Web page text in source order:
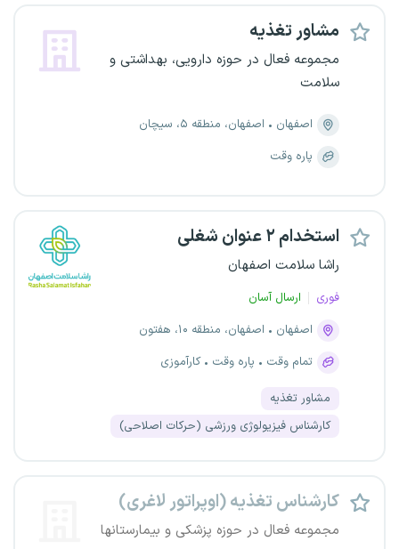
مشاور تغذیه
مجموعه فعال در حوزه دارویی، بهداشتی و
سلامت
اصفهان
اصفهان، منطقه ۵، سیچان
پاره وقت
استخدام ۲ عنوان شغلی
راشا سلامت اصفهان
فوری
ارسال آسان
اصفهان
اصفهان، منطقه ۱۰، هفتون
تمام وقت
پاره وقت کارآموزی
مشاور تغذیه
کارشناس فیزیولوژی ورزشی (حرکات اصلاحی)
کارشناس تغذیه (اوپراتور لاغری)
مجموعه فعال در حوزه پزشکی و بیمارستانها